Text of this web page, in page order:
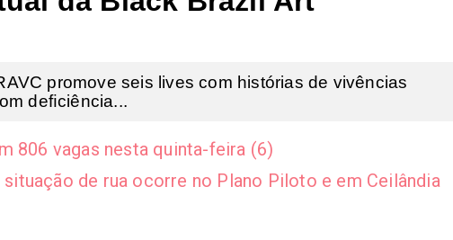
promove seis lives com histórias de vivências
deﬁciência...
806 vagas nesta quinta-feira (6)
de rua ocorre no Plano Piloto e em Ceilândia